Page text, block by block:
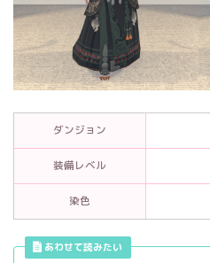
ダンジョン
装備レベル
染色